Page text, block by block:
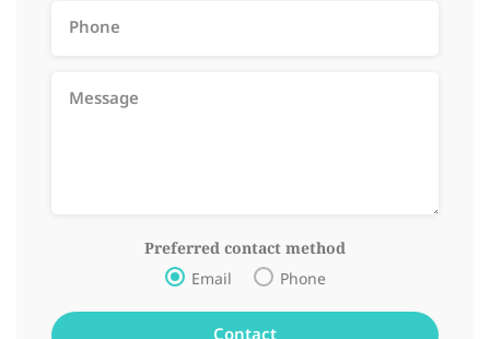
Preferred contact method
Email Phone